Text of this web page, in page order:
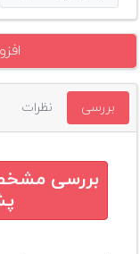
بله
بررسی نظرات
بررسی